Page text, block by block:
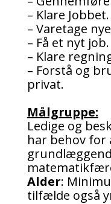
– Klare Jobbet.
– Varetage
– Få et nyt job.
– Klare
– Forstå og
privat.
Målgruppe:
Ledige og
har behov for
Alder:
tilfælde også